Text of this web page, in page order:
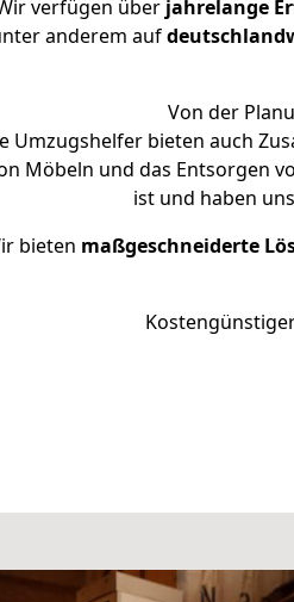
verfügen überjahrelange
anderem auf
Von der
Umzugshelfer bieten auch
Möbeln und das Entsorgen
ist und haben
bieten maßgeschneiderte